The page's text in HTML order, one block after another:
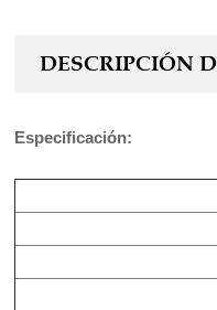
DESCRIPCIÓN
Especificación: